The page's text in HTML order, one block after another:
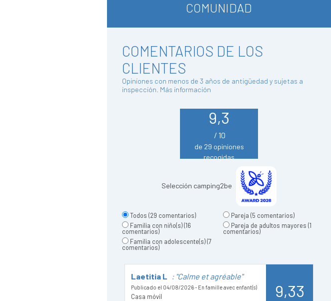
COMUNIDAD
COMENTARIOS DE LOS
CLIENTES
Opiniones con menos de 3 años de antigüedad y sujetas a
inspección. Más información
9,3
/ 10
de 29 opiniones
recogidas
Selección camping2be
Todos (29 comentarios)
Familia con niño(s)(16
comentarios)
Familia con adolescente(s)(7
comentarios)
Pareja (5 comentarios)
Pareja de adultos mayores (1
comentarios)
Laetitia L : "Calme et agréable"
Publicado el 04/08/2026 - En famille avec enfant(s)
Casa móvil
9,33